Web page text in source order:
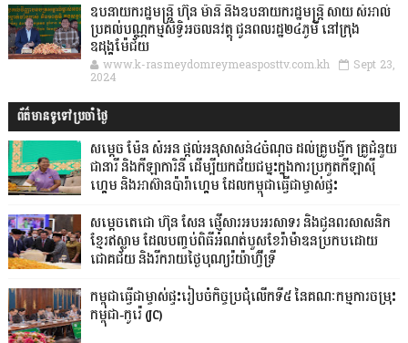
ឧបនាយករដ្ឋមន្ដ្រី ហ៊ុន ម៉ានី និងឧបនាយករដ្ឋមន្ដ្រី សាយ សំអាល់
ប្រគល់បណ្ណកម្មសិទ្ធិអចលនវត្ថុ ជូនពលរដ្ឋ២៤ភូមិ នៅក្រុង
ឧដុង្គម៉ែជ័យ
www.k-rasmeydomreymeasposttv.com.kh Sept 23,
2024
ព័ត៌មានទូទៅប្រចាំថ្ងៃ
សម្តេច ម៉ែន សំអន ផ្តល់អនុសាសន៍៤ចំណុច ដល់គ្រូបង្វឹក គ្រូជំនួយ
ជានារី និងកីឡាការិនី ដើម្បីយកជ័យជម្នះក្នុងការប្រកួតកីឡាស៊ី
ហ្គេម និងអាស៊ានប៉ារ៉ាហ្គេម ដែលកម្ពុជាធ្វើជាម្ចាស់ផ្ទះ
សម្ដេចតេជោ ហ៊ុន សែន ផ្ញើសារអបអរសាទរ និងជូនពរសាសនិក
ខ្មែរឥស្លាម ដែលបញ្ចប់ពិធីអំណត់បួសខែរ៉ាម៉ាឌនប្រកបដោយ
ជោគជ័យ និងរីករាយថ្ងៃបុណ្យរ៉យ៉ាហ៊្វីទ្រី
កម្ពុជាធ្វើជាម្ចាស់ផ្ទះរៀបចំកិច្ចប្រជុំលើកទី៥ នៃគណៈកម្មការចម្រុះ
កម្ពុជា-កូរ៉េ (JC)